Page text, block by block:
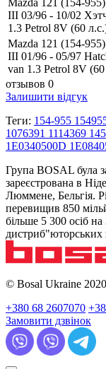
Mazda 121 (154-
III 03/96 - 10/02
1.3 Petrol 8V (60
Mazda 121 (154-
III 01/96 - 05/97
van 1.3 Petrol 8V
отзывов 0
Залишити відгук
Теги: 154-955
1076391 1114369
1E0340500D
Група BOSAL була
зареєстрована в
Люммене, Бельгія.
перевищив 850
більше 5 300 осіб
дистриб"юторських
© Bosal Ukraine 2020
+380 68 2607070
Замовити дзвінок